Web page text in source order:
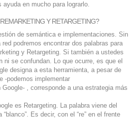
Y EMPRESAS
en mucho para lograrlo.
Y RETARGETING?
de semántica e implementaciones. Sin
podremos encontrar dos palabras para
y Retargeting. Si también a ustedes
ni se confundan. Lo que ocurre, es que el
designa a esta herramienta, a pesar de
-podemos implementar
, corresponde a una estrategia más
es Retargeting. La palabra viene del
“blanco”. Es decir, con el “re” en el frente